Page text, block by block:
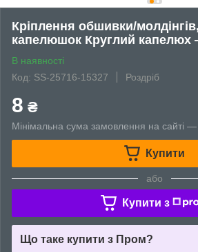
Кріплення обшивки/
капелюшок Круглий
В наявності
Код: SS-25716-15327
Роздріб
8 ₴
Мінімальна сума замовлення на сайті
Купити
або
Купити з
Що таке купити з Пром?